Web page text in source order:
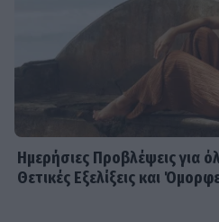
Ημερήσιες Προβλέψεις για
Θετικές Εξελίξεις και